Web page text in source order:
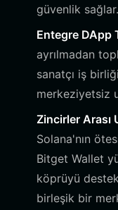
güvenlik sağlar.
Entegre DApp
ayrılmadan
sanatçı iş
merkeziyetsiz
Zincirler Arası
Solana'nın
Bitget Wallet
köprüyü
birleşik bir